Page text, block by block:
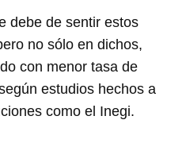
debe de sentir estos
no sólo en dichos,
con menor tasa de
estudios hechos a
como el Inegi.